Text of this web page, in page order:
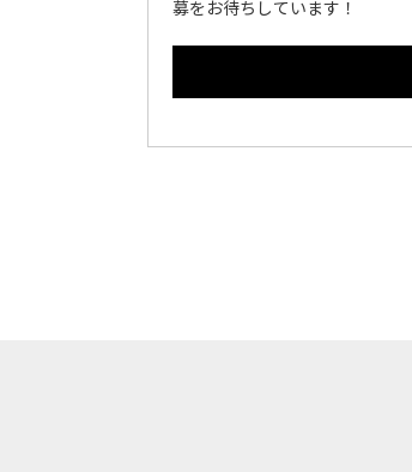
募をお待ちしています！